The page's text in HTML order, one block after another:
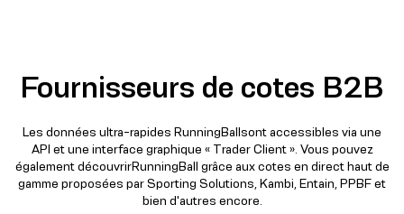
Fournisseurs de cotes B2B
Les données ultra-rapides RunningBallsont accessibles via une
API et une interface graphique « Trader Client ». Vous pouvez
également découvrirRunningBall grâce aux cotes en direct haut de
gamme proposées par Sporting Solutions, Kambi, Entain, PPBF et
bien d'autres encore.